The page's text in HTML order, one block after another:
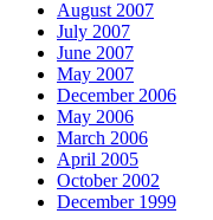
August 2007
July 2007
June 2007
May 2007
December 2006
May 2006
March 2006
April 2005
October 2002
December 1999